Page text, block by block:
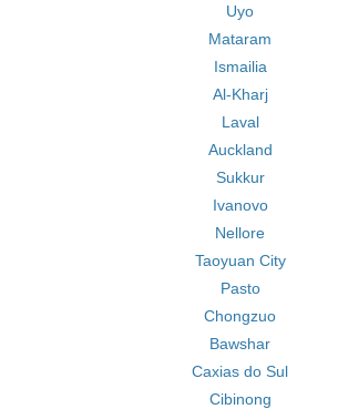
Uyo
Mataram
Ismailia
Al-Kharj
Laval
Auckland
Sukkur
Ivanovo
Nellore
Taoyuan City
Pasto
Chongzuo
Bawshar
Caxias do Sul
Cibinong